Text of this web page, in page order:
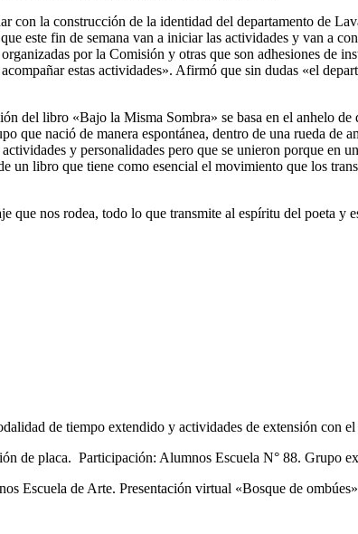
con la construcción de la identidad del departamento de
este fin de semana van a iniciar las actividades y van a
por la Comisión y otras que son adhesiones de
estas actividades». Afirmó que sin dudas «el
del libro «Bajo la Misma Sombra» se basa en el anhelo de
nació de manera espontánea, dentro de una rueda de
y personalidades pero que se unieron porque en
un libro que tiene como esencial el movimiento que los
que nos rodea, todo lo que transmite al espíritu del poeta y
de tiempo extendido y actividades de extensión con
de placa. Participación: Alumnos Escuela N° 88. Grupo
Escuela de Arte. Presentación virtual «Bosque de